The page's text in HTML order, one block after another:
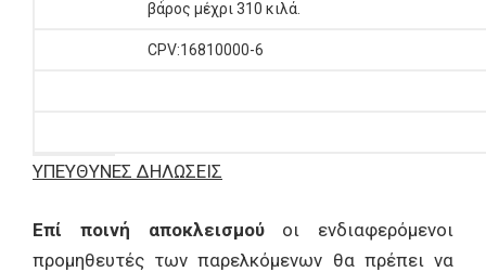
βάρος μέχρι 310 κιλά.
CPV:16810000-6
ΥΠΕΥΘΥΝΕΣ ΔΗΛΩΣΕΙΣ
Επί ποινή αποκλεισμούοι ενδιαφερόμενοι
προμηθευτές των παρελκόμενων θα πρέπει να